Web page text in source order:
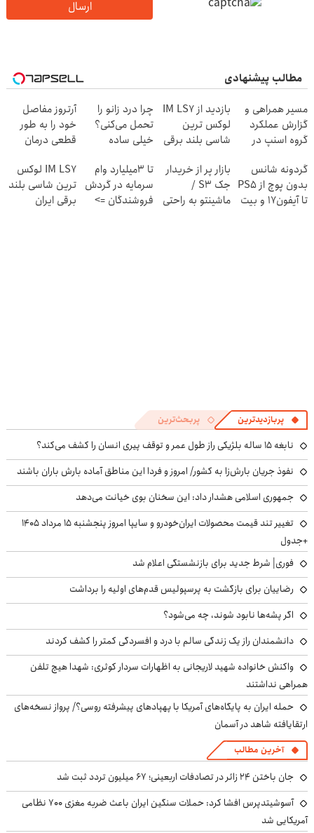
ارسال
مطالب پیشنهادی
مسیر همراهی و
گزارش عملکرد
گروه اسنپ در
بازدید از IM LS7
لوکس ترین
شاسی بلند برقی
انقلاب
چرا درد زانو را
تحمل می‌کنی؟
خیلی ساده
کن
آرتروز مفاصل
خود را به طور
قطعی درمان
◂پرسش‌نامه▸
گردونه شانس
بدون پوچ از PS5
تا آیفون17 و بیت
بازار پر از خریدار
جک S3 /
ماشینتو به راحتی
تا 3میلیارد وام
سرمایه در گردش
فروشندگان =>
IM LS7 لوکس
ترین شاسی بلند
برقی ایران
پربازدیدترین پربحث‌ترین
نابغه ۱۵ ساله بلژیکی راز طول عمر و توقف پیری انسان را کشف می‌کند؟
نفوذ جریان بارش‌زا به کشور/ امروز و فردا این مناطق آماده بارش باران باشند
جمهوری اسلامی هشدار داد: این سخنان بوی خیانت می‌دهد
تغییر تند قیمت محصولات ایران‌خودرو و سایپا امروز پنجشنبه ۱۵ مرداد ۱۴۰۵
+جدول
فوری| شرط جدید برای بازنشستگی اعلام شد
رضاییان برای بازگشت به پرسپولیس قدم‌های اولیه را برداشت
اگر پشه‌ها نابود شوند، چه می‌شود؟
دانشمندان راز یک زندگی سالم با درد و افسردگی کمتر را کشف کردند
واکنش خانواده شهید لاریجانی به اظهارات سردار کوثری: شهدا هیچ تلفن
همراهی نداشتند
حمله ایران به پایگاه‌های آمریکا با پهپادهای پیشرفته روسی؟/ پرواز نسخه‌های
ارتقایافته شاهد در آسمان
آخرین مطالب
جان باختن ۲۴ زائر در تصادفات اربعینی؛ ۶۷ میلیون تردد ثبت شد
آسوشیتدپرس افشا کرد: حملات سنگین ایران باعث ضربه مغزی ۷۰۰ نظامی
آمریکایی شد